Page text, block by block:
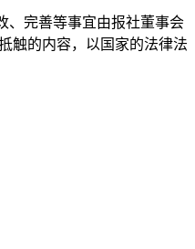
完善等事宜由报社董事会
触的内容，以国家的法律法